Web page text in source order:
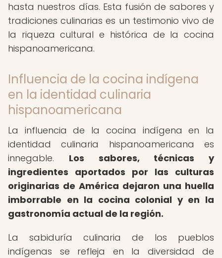
hasta nuestros días. Esta fusión de sabores y
tradiciones culinarias es un testimonio vivo de
la riqueza cultural e histórica de la cocina
hispanoamericana.
Influencia de la cocina indígena
en la identidad culinaria
hispanoamericana
La influencia de la cocina indígena en la
identidad culinaria hispanoamericana es
innegable. Los sabores, técnicas y
ingredientes aportados por las culturas
originarias de América dejaron una huella
imborrable en la cocina colonial y en la
gastronomía actual de la región.
La sabiduría culinaria de los pueblos
indígenas se refleja en la diversidad de